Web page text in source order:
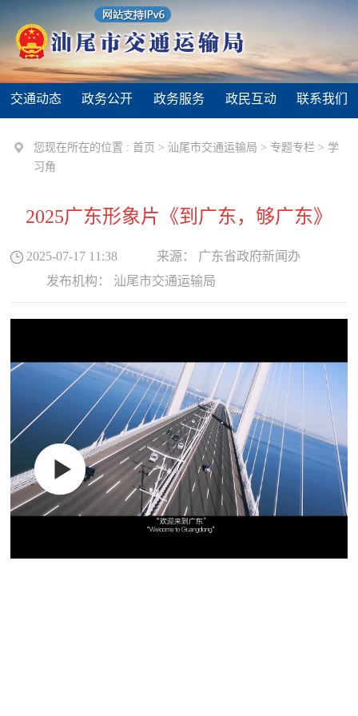
交通动态 政务公开 政务服务 政民互动 联系我们
您现在所在的位置 : 首页 > 汕尾市交通运输局 > 专题专栏 > 学
习角
2025广东形象片《到广东，够广东》
2025-07-17 11:38 来源： 广东省政府新闻办
发布机构：
汕尾市交通运输局